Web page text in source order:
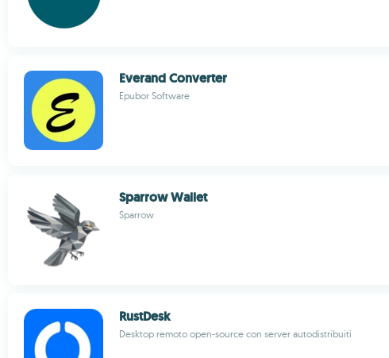
Everand Converter
Epubor Software
Sparrow Wallet
Sparrow
RustDesk
Desktop remoto open-source con server autodistribuiti